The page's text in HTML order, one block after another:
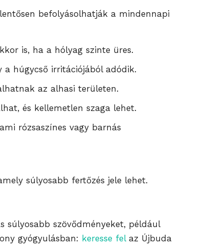
befolyásolhatják a mindennapi
is, ha a hólyag szinte üres.
a húgycső irritációjából adódik.
az alhasi területen.
és kellemetlen szaga lehet.
rózsaszínes vagy barnás
súlyosabb fertőzés jele lehet.
súlyosabb szövődményeket, például
gyógyulásban: keresse felaz Újbuda